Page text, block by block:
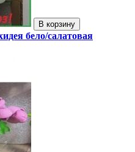
В корзину
бело/салатовая